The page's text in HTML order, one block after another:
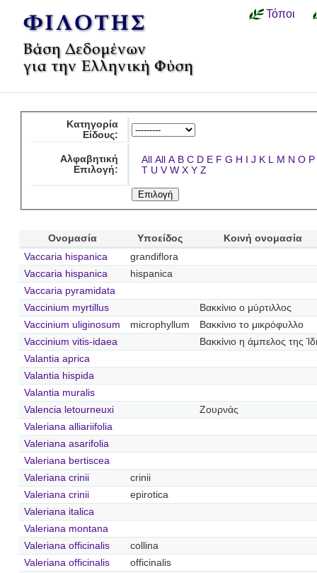
Τόποι
Κατηγορία
Είδους:
Αλφαβητική
Επιλογή:
All All A B C D E F G H I J K L M N O P
T U V W X Y Z
Ονομασία Υποείδος
Κοινή ονομασία
Vaccaria hispanica
grandiflora
Vaccaria hispanica
hispanica
Vaccaria pyramidata
Vaccinium myrtillus
Βακκίνιο ο μύρτιλλος
Vaccinium uliginosum
microphyllum
Βακκίνιο το μικρόφυλλο
Vaccinium vitis-idaea
Βακκίνιο η άμπελος της
Valantia aprica
Valantia hispida
Valantia muralis
Valencia letourneuxi
Ζουρνάς
Valeriana alliariifolia
Valeriana asarifolia
Valeriana bertiscea
Valeriana crinii
crinii
Valeriana crinii
epirotica
Valeriana italica
Valeriana montana
Valeriana officinalis
collina
Valeriana officinalis
officinalis